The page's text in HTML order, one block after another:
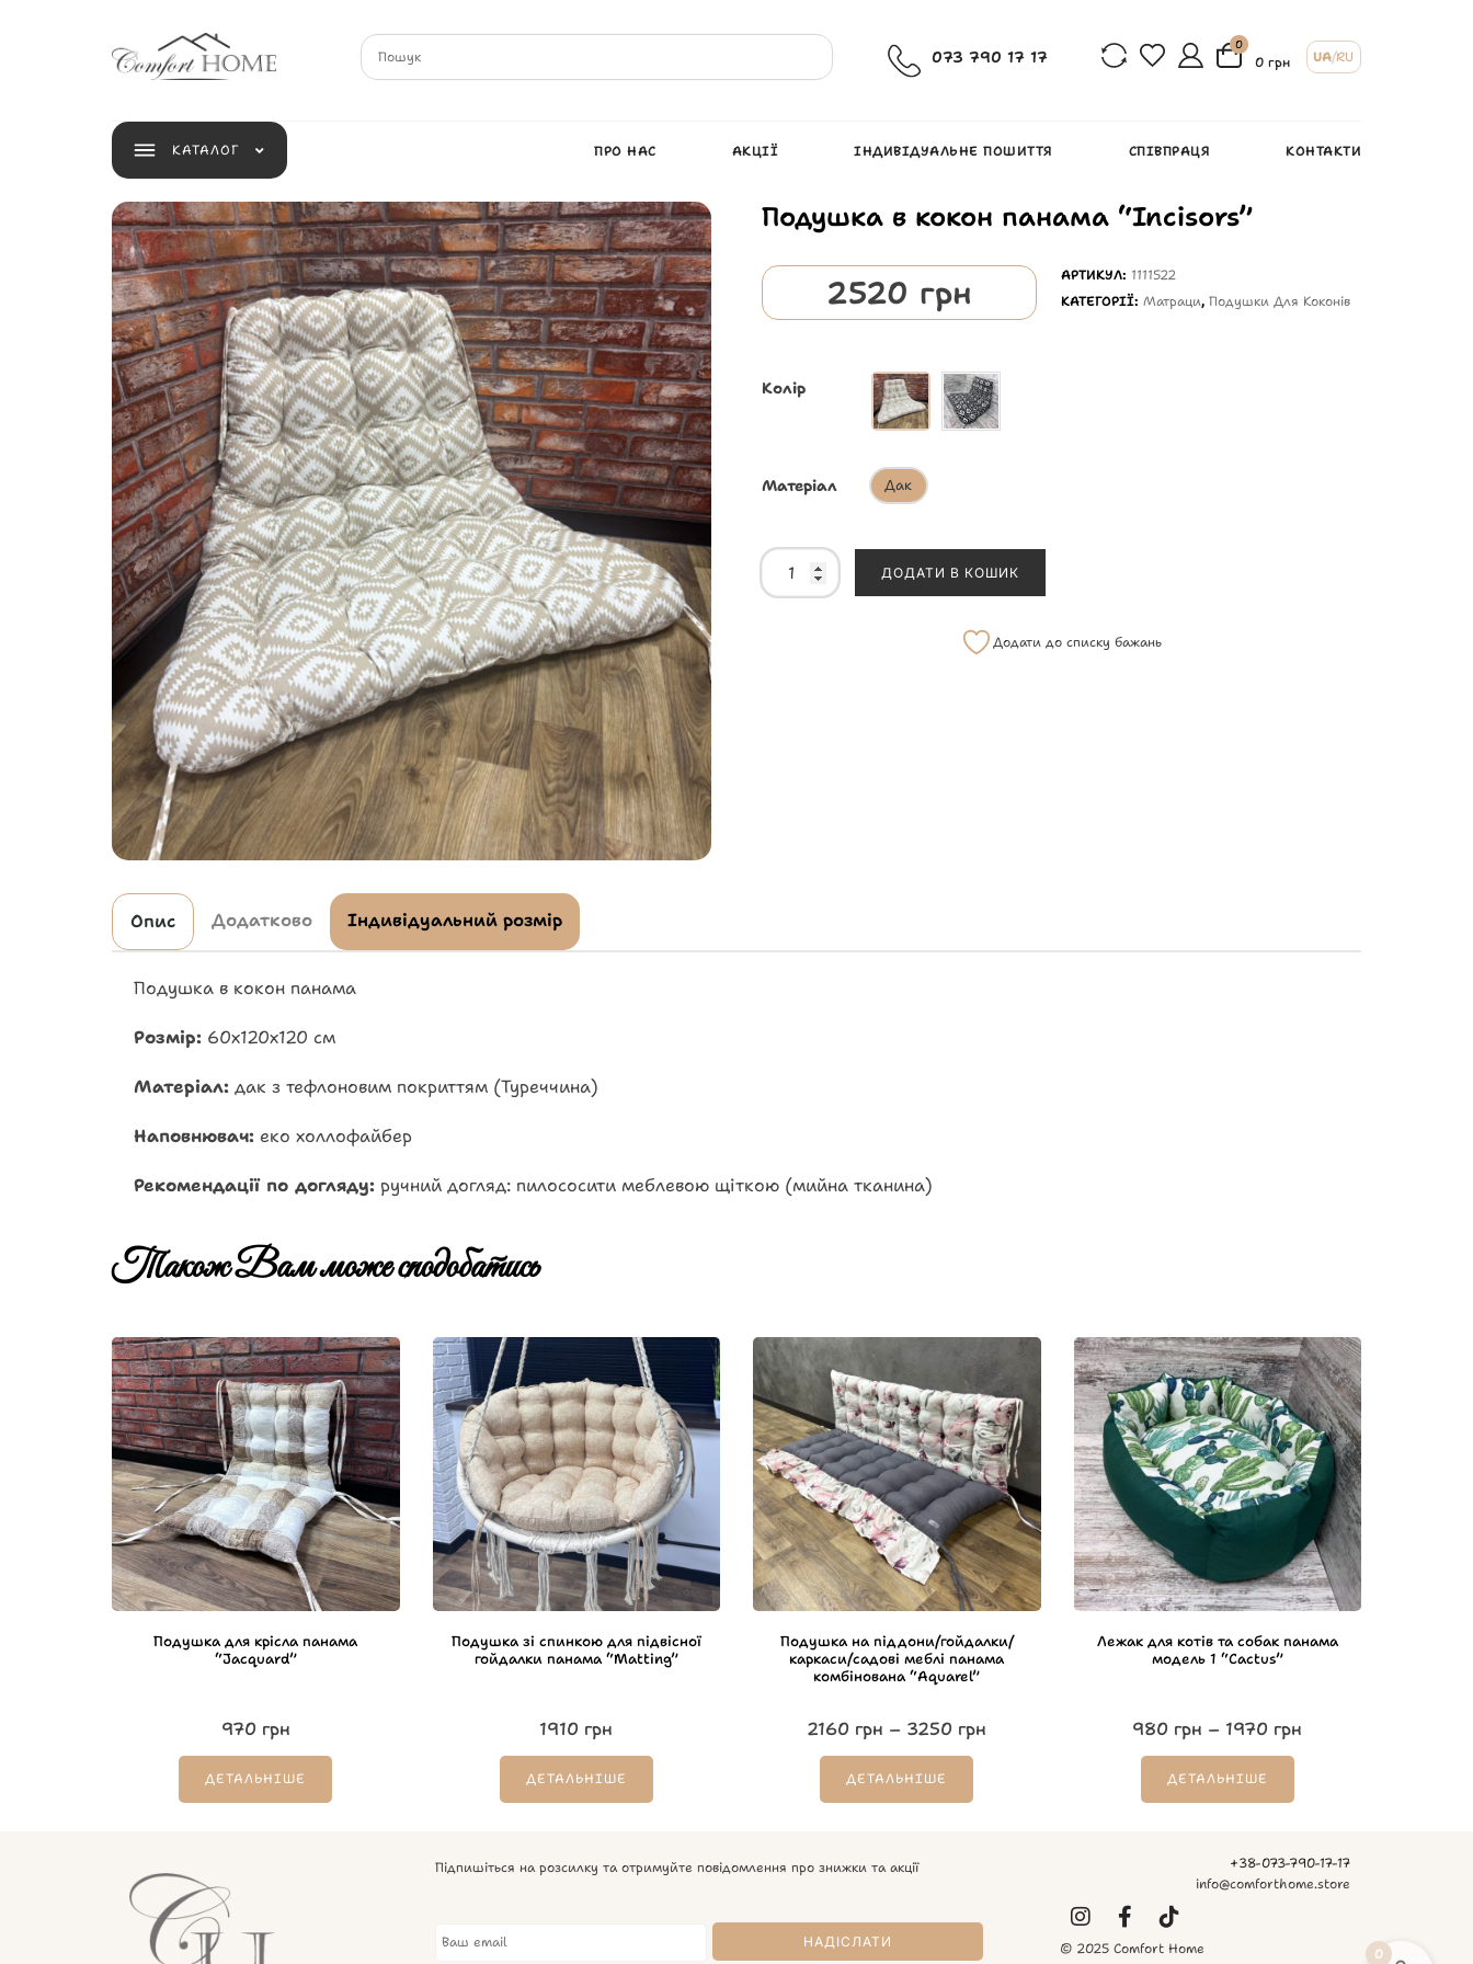
073 790 17 17
0
0 грн UA/RU
КАТАЛОГ ПРО НАС АКЦІЇ ІНДИВІДУАЛЬНЕ ПОШИТТЯ СПІВПРАЦЯ КОНТАКТИ
Подушка в кокон панама “Incisors”
2520 грн АРТИКУЛ: 1111522
КАТЕГОРІЇ:Матраци,Подушки Для Коконів
Колір
Матеріал Дак
ДОДАТИ В КОШИК
Додати до списку бажань
Опис Додатково Індивідуальний розмір
Подушка в кокон панама
Розмір: 60х120х120 см
Матеріал: дак з тефлоновим покриттям (Туреччина)
Наповнювач: еко холлофайбер
Рекомендації по догляду: ручний догляд: пилососити меблевою щіткою (мийна тканина)
Також Вам може сподобатись
Подушка для крісла панама
“Jacquard”
970 грн
ДЕТАЛЬНІШЕ
Подушка зі спинкою для підвісної
гойдалки панама “Matting”
1910 грн
ДЕТАЛЬНІШЕ
Подушка на піддони/гойдалки/
каркаси/садові меблі панама
комбінована “Aquarel”
2160 грн – 3250 грн
ДЕТАЛЬНІШЕ
Лежак для котів та собак панама
модель 1 “Cactus”
980 грн – 1970 грн
ДЕТАЛЬНІШЕ
Підпишіться на розсилку та отримуйте повідомлення про знижки та акції
+38-073-790-17-17
info@comforthome.store
© 2025 Comfort Home 0